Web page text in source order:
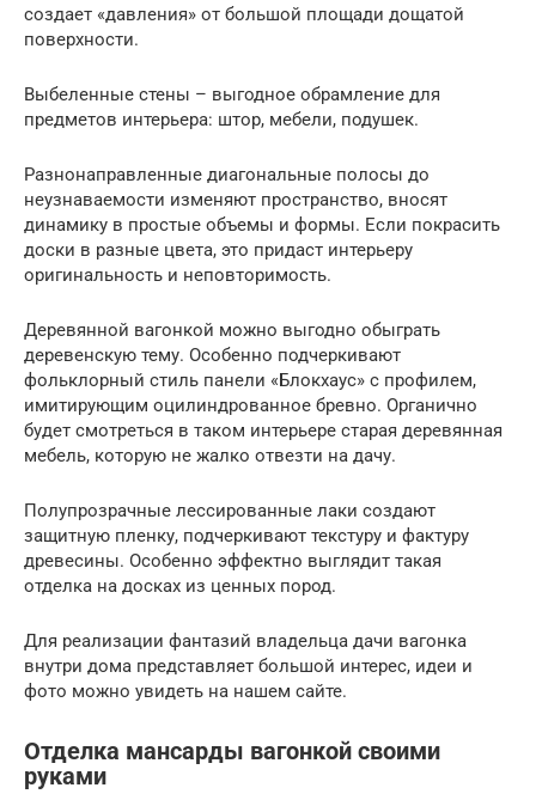
создает «давления» от большой площади дощатой
поверхности.
Выбеленные стены – выгодное обрамление для
предметов интерьера: штор, мебели, подушек.
Разнонаправленные диагональные полосы до
неузнаваемости изменяют пространство, вносят
динамику в простые объемы и формы. Если покрасить
доски в разные цвета, это придаст интерьеру
оригинальность и неповторимость.
Деревянной вагонкой можно выгодно обыграть
деревенскую тему. Особенно подчеркивают
фольклорный стиль панели «Блокхаус» с профилем,
имитирующим оцилиндрованное бревно. Органично
будет смотреться в таком интерьере старая деревянная
мебель, которую не жалко отвезти на дачу.
Полупрозрачные лессированные лаки создают
защитную пленку, подчеркивают текстуру и фактуру
древесины. Особенно эффектно выглядит такая
отделка на досках из ценных пород.
Для реализации фантазий владельца дачи вагонка
внутри дома представляет большой интерес, идеи и
фото можно увидеть на нашем сайте.
Отделка мансарды вагонкой своими
руками